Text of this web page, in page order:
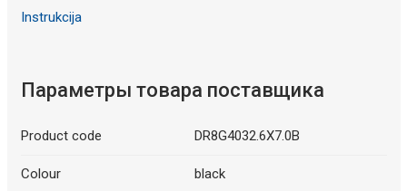
Instrukcija
Параметры товара поставщика
Product code DR8G4032.6X7.0B
Colour black